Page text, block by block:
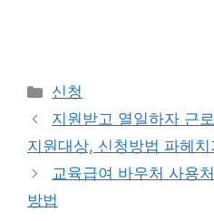
Categories
신청
지원받고 열일하자 근
지원대상, 신청방법 파헤치
교육급여 바우처 사용
방법